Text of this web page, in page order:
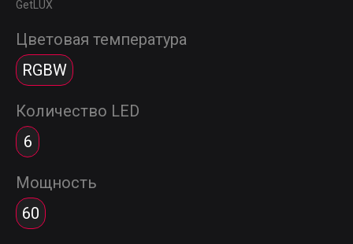
GetLUX
Цветовая температура
RGBW
Количество LED
6
Мощность
60